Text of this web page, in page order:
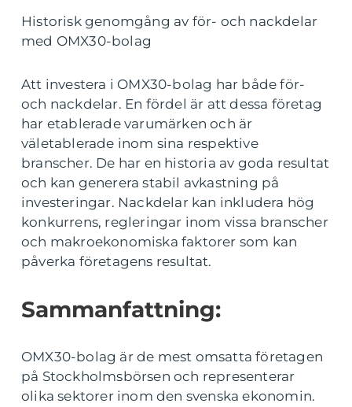
Historisk genomgång av för- och nackdelar
med OMX30-bolag
Att investera i OMX30-bolag har både för-
och nackdelar. En fördel är att dessa företag
har etablerade varumärken och är
väletablerade inom sina respektive
branscher. De har en historia av goda resultat
och kan generera stabil avkastning på
investeringar. Nackdelar kan inkludera hög
konkurrens, regleringar inom vissa branscher
och makroekonomiska faktorer som kan
påverka företagens resultat.
Sammanfattning:
OMX30-bolag är de mest omsatta företagen
på Stockholmsbörsen och representerar
olika sektorer inom den svenska ekonomin.